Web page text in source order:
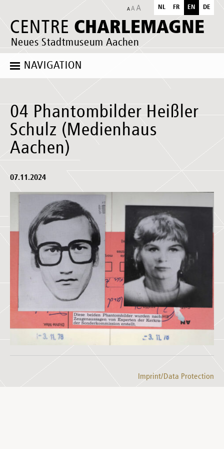
CENTRE CHARLEMAGNE
Neues Stadtmuseum Aachen
NL FR EN DE
NAVIGATION
04 Phantombilder Heißler
Schulz (Medienhaus
Aachen)
07.11.2024
Imprint/Data Protection